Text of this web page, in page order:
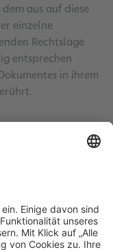
aus auf diese
einzelne
Rechtslage
entsprechen
in ihrem